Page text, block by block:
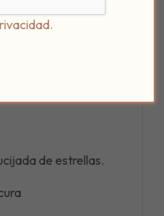
de estrellas.